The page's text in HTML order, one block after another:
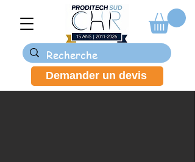
Demander un devis